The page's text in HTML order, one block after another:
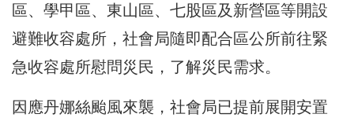
區、學甲區、東山區、七股區及新營區等開設
避難收容處所，社會局隨即配合區公所前往緊
急收容處所慰問災民，了解災民需求。
因應丹娜絲颱風來襲，社會局已提前展開安置